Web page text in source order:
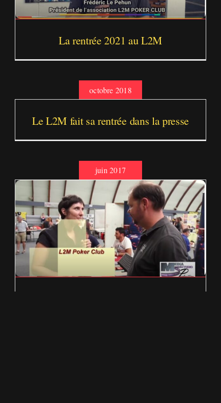
La rentrée 2021 au L2M
octobre 2018
Le L2M fait sa rentrée dans la presse
juin 2017